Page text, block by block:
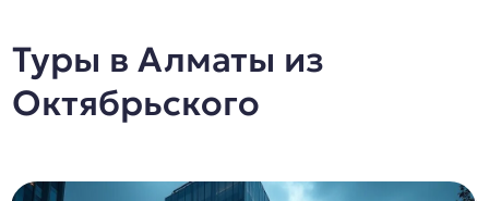
Туры в Алматы из
Октябрьского